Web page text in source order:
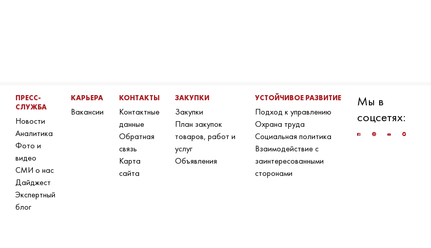
ПРЕСС-
СЛУЖБА
Новости
Аналитика
Фото и
видео
СМИ о нас
Дайджест
Экспертный
блог
КАРЬЕРА
Вакансии
КОНТАКТЫ
Контактные
данные
Обратная
связь
Карта
сайта
ЗАКУПКИ
Закупки
План закупок
товаров, работ и
услуг
Объявления
УСТОЙЧИВОЕ РАЗВИТИЕ
Подход к управлению
Охрана труда
Социальная политика
Взаимодействие с
заинтересованными
сторонами
Мы в
соцсетях: